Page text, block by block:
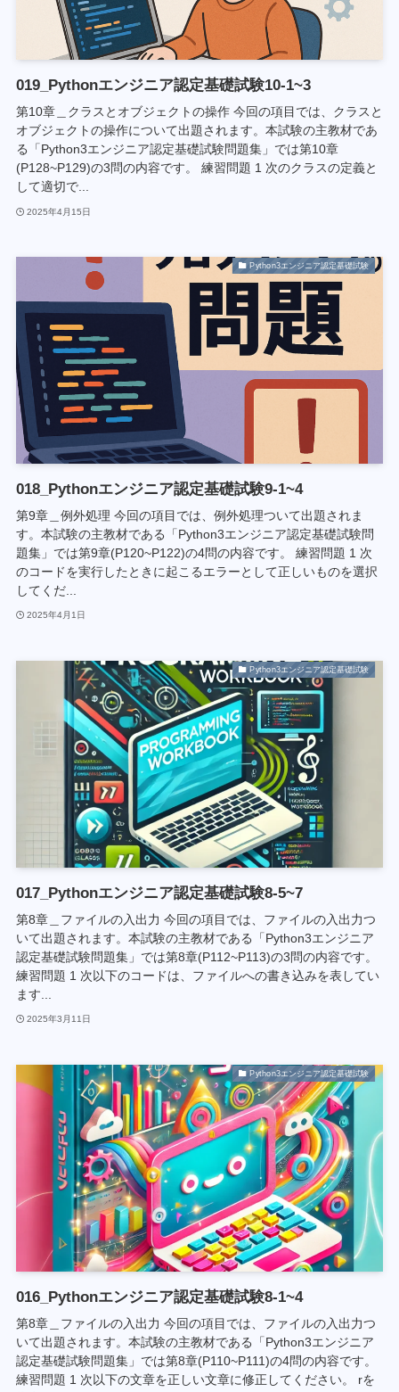
019_Pythonエンジニア認定基礎試験10-1~3
第10章＿クラスとオブジェクトの操作 今回の項目では、クラスと
オブジェクトの操作について出題されます。本試験の主教材であ
る「Python3エンジニア認定基礎試験問題集」では第10章
(P128~P129)の3問の内容です。 練習問題 1 次のクラスの定義と
して適切で...
2025年4月15日
Python3エンジニア認定基礎試験
018_Pythonエンジニア認定基礎試験9-1~4
第9章＿例外処理 今回の項目では、例外処理ついて出題されま
す。本試験の主教材である「Python3エンジニア認定基礎試験問
題集」では第9章(P120~P122)の4問の内容です。 練習問題 1 次
のコードを実行したときに起こるエラーとして正しいものを選択
してくだ...
2025年4月1日
Python3エンジニア認定基礎試験
017_Pythonエンジニア認定基礎試験8-5~7
第8章＿ファイルの入出力 今回の項目では、ファイルの入出力つ
いて出題されます。本試験の主教材である「Python3エンジニア
認定基礎試験問題集」では第8章(P112~P113)の3問の内容です。
練習問題 1 次以下のコードは、ファイルへの書き込みを表してい
ます...
2025年3月11日
Python3エンジニア認定基礎試験
016_Pythonエンジニア認定基礎試験8-1~4
第8章＿ファイルの入出力 今回の項目では、ファイルの入出力つ
いて出題されます。本試験の主教材である「Python3エンジニア
認定基礎試験問題集」では第8章(P110~P111)の4問の内容です。
練習問題 1 次以下の文章を正しい文章に修正してください。 rを